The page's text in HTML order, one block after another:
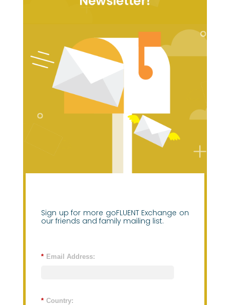
Sign up for more goFLUENT Exchange on
our friends and family mailing list.
* Email Address:
* Country: